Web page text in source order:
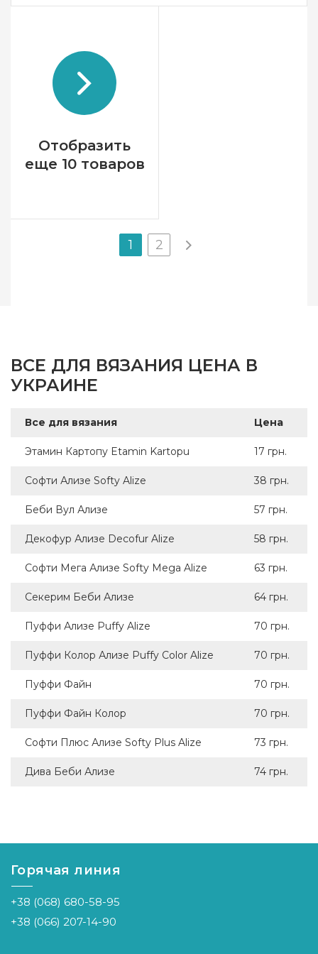
Бренд
Alize
Метраж
Состав
Отобразить
еще 10 товаров
1 2
ВСЕ ДЛЯ ВЯЗАНИЯ ЦЕНА В
УКРАИНЕ
Все для вязания Цена
Этамин Картопу Etamin Kartopu 17 грн.
Софти Ализе Softy Alize 38 грн.
Беби Вул Ализе 57 грн.
Декофур Ализе Decofur Alize 58 грн.
Софти Мега Ализе Softy Mega Alize 63 грн.
Секерим Беби Ализе 64 грн.
Пуффи Ализе Puffy Alize 70 грн.
Пуффи Колор Ализе Puffy Color Alize 70 грн.
Пуффи Файн 70 грн.
Пуффи Файн Колор 70 грн.
Софти Плюс Ализе Softy Plus Alize 73 грн.
Дива Беби Ализе 74 грн.
Горячая линия
+38 (068) 680-58-95
+38 (066) 207-14-90